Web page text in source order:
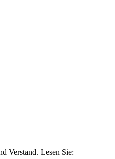
Verstand. Lesen Sie: